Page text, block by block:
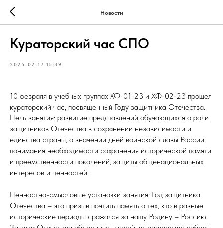
Новости
Кураторский час СПО
2025-02-17 15:39
10 февраля в учебных группах ХФ-01-23 и ХФ-02-23 прошел
кураторский час, посвященный Году защитника Отечества.
Цель занятия: развитие представлений обучающихся о роли
защитников Отечества в сохранении независимости и
единства страны, о значении дней воинской славы России,
понимания необходимости сохранения исторической памяти
и преемственности поколений, защиты общенациональных
интересов и ценностей.
Ценностно-смысловые установки занятия: Год защитника
Отечества – это призыв почтить память о тех, кто в разные
исторические периоды сражался за нашу Родину – Россию.